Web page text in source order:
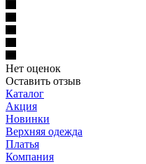
Нет оценок
Оставить отзыв
Каталог
Акция
Новинки
Верхняя одежда
Платья
Компания